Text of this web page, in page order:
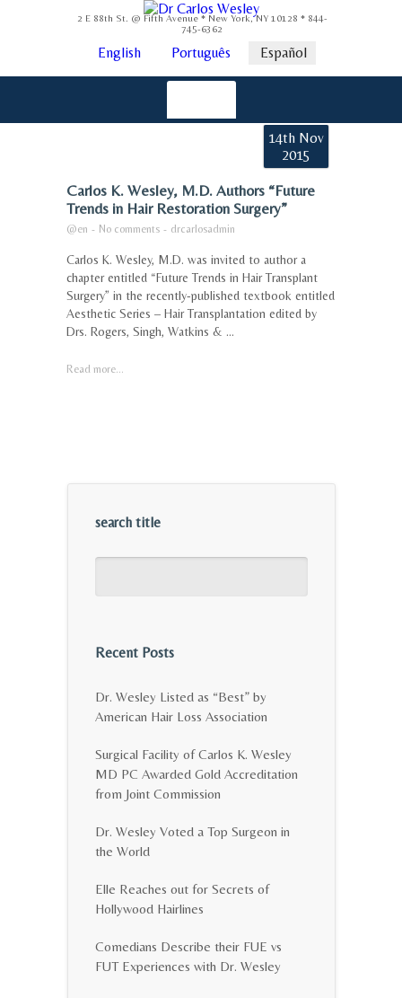
2 E 88th St. @ Fifth Avenue * New York, NY 10128 * 844-
745-6362
English Português Español
14th Nov
2015
Carlos K. Wesley, M.D. Authors “Future
Trends in Hair Restoration Surgery”
@en - No comments - drcarlosadmin
Carlos K. Wesley, M.D. was invited to author a
chapter entitled “Future Trends in Hair Transplant
Surgery” in the recently-published textbook entitled
Aesthetic Series – Hair Transplantation edited by
Drs. Rogers, Singh, Watkins & ...
Read more...
search title
Recent Posts
Dr. Wesley Listed as “Best” by
American Hair Loss Association
Surgical Facility of Carlos K. Wesley
MD PC Awarded Gold Accreditation
from Joint Commission
Dr. Wesley Voted a Top Surgeon in
the World
Elle Reaches out for Secrets of
Hollywood Hairlines
Comedians Describe their FUE vs
FUT Experiences with Dr. Wesley